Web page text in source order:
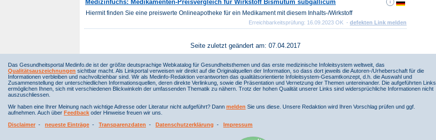
Medizinfuchs: Medikamenten-Preisvergleich für Wirkstoff Bismutum subgallicum
Hiermit finden Sie eine preiswerte Onlineapotheke für ein Medikament mit diesem Inhalts-/Wirkstoff
Erreichbarkeitsprüfung: 16.09.2023 OK - defekten Link melden
Seite zuletzt geändert am: 07.04.2017
Das Gesundheitsportal Medinfo.de ist der größte deutsprachige Webkatalog für Gesundheitsthemen und das erste medizinische Infoleitsystem weltweit, das
Qualitätsauszeichnungen sichtbar macht. Als Linkportal verweisen wir direkt auf die Originalquellen der Information, so dass dort jeweils die Autoren-/Urheberschaft für die
Informationen verbleiben und nachvollziehbar sind. Wir als Medinfo-Redaktion verantworten das qualitätsorientierte Infoleitsystem-Gesamtkonzept, d.h. die Auswahl und
Zusammenstellung der unterschiedlichen Informationsquellen, deren direkte Verlinkung, sowie die Präsentation und Vernetzung der Themen untereinander. Die aufgeführten Links
ermöglichen Ihnen, sich mit verschiedenen Blickwinkeln der umfassenden Thematik zu nähern. Trotz der hohen Qualität unserer Links sind widersprüchliche Informationen nicht
auszuschliessen.
Wir haben eine Ihrer Meinung nach wichtige Adresse oder Literatur nicht aufgeführt? Dann melden Sie uns diese. Unsere Redaktion wird Ihren Vorschlag prüfen und ggf.
aufnehmen. Auch über Feedback oder Hinweise freuen wir uns.
Disclaimer - neueste Einträge - Transparenzdaten - Datenschutzerklärung - Impressum